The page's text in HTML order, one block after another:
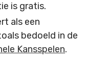
is gratis.
als een
bedoeld in de
Kansspelen.